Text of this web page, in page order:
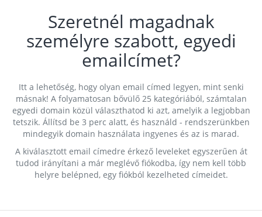
Szeretnél magadnak
személyre szabott, egyedi
emailcímet?
Itt a lehetőség, hogy olyan email címed legyen, mint senki
másnak! A folyamatosan bővülő 25 kategóriából, számtalan
egyedi domain közül választhatod ki azt, amelyik a legjobban
tetszik. Állítsd be 3 perc alatt, és használd - rendszerünkben
mindegyik domain használata ingyenes és az is marad.
A kiválasztott email címedre érkező leveleket egyszerűen át
tudod irányítani a már meglévő fiókodba, így nem kell több
helyre belépned, egy fiókból kezelheted címeidet.